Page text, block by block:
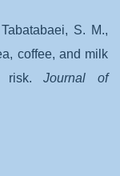
S. M.,
coffee, and milk
risk.Journal of